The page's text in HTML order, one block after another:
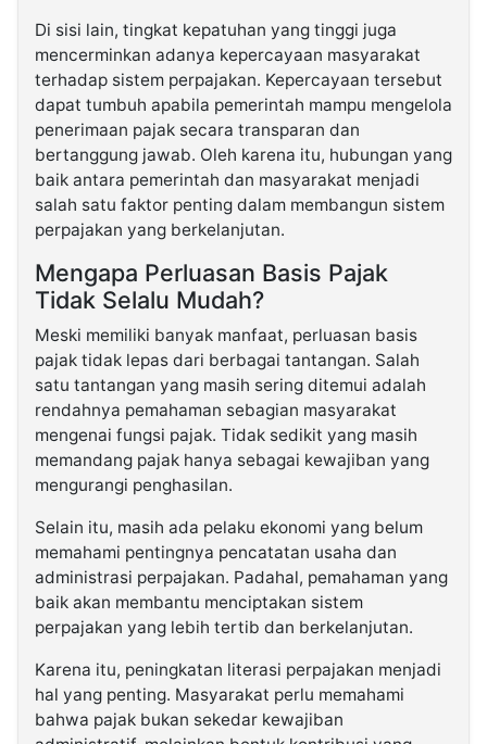
Di sisi lain, tingkat kepatuhan yang tinggi juga
mencerminkan adanya kepercayaan masyarakat
terhadap sistem perpajakan. Kepercayaan tersebut
dapat tumbuh apabila pemerintah mampu mengelola
penerimaan pajak secara transparan dan
bertanggung jawab. Oleh karena itu, hubungan yang
baik antara pemerintah dan masyarakat menjadi
salah satu faktor penting dalam membangun sistem
perpajakan yang berkelanjutan.
Mengapa Perluasan Basis Pajak
Tidak Selalu Mudah?
Meski memiliki banyak manfaat, perluasan basis
pajak tidak lepas dari berbagai tantangan. Salah
satu tantangan yang masih sering ditemui adalah
rendahnya pemahaman sebagian masyarakat
mengenai fungsi pajak. Tidak sedikit yang masih
memandang pajak hanya sebagai kewajiban yang
mengurangi penghasilan.
Selain itu, masih ada pelaku ekonomi yang belum
memahami pentingnya pencatatan usaha dan
administrasi perpajakan. Padahal, pemahaman yang
baik akan membantu menciptakan sistem
perpajakan yang lebih tertib dan berkelanjutan.
Karena itu, peningkatan literasi perpajakan menjadi
hal yang penting. Masyarakat perlu memahami
bahwa pajak bukan sekedar kewajiban